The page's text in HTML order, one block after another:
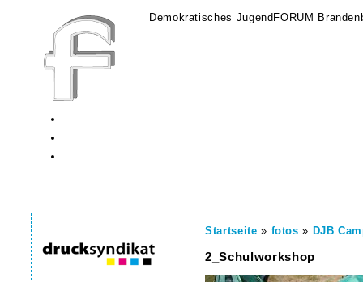
Demokratisches JugendFORUM
Startseite » fotos » DJB
2_Schulworkshop